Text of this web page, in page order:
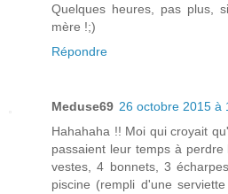
Quelques heures, pas plus,
mère !;)
Répondre
Meduse69 26 octobre 2015 à
Hahahaha !! Moi qui croyait
passaient leur temps à
vestes, 4 bonnets, 3
piscine (rempli d'une